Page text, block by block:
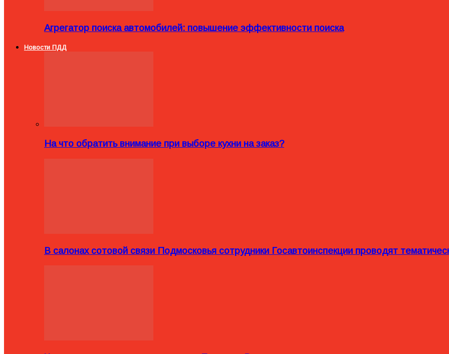
Агрегатор поиска автомобилей: повышение эффективности поиска
Новости ПДД
На что обратить внимание при выборе кухни на заказ?
В салонах сотовой связи Подмосковья сотрудники Госавтоинспекции проводят